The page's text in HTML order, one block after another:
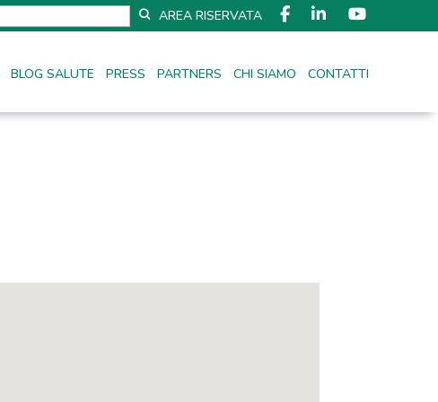
AREA RISERVATA
BLOG SALUTE PRESS PARTNERS CHI SIAMO CONTATTI